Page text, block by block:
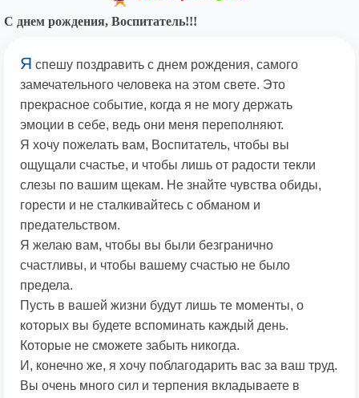
С днем рождения, Воспитатель!!!
Я спешу поздравить с днем рождения, самого
замечательного человека на этом свете. Это
прекрасное событие, когда я не могу держать
эмоции в себе, ведь они меня переполняют.
Я хочу пожелать вам, Воспитатель, чтобы вы
ощущали счастье, и чтобы лишь от радости текли
слезы по вашим щекам. Не знайте чувства обиды,
горести и не сталкивайтесь с обманом и
предательством.
Я желаю вам, чтобы вы были безгранично
счастливы, и чтобы вашему счастью не было
предела.
Пусть в вашей жизни будут лишь те моменты, о
которых вы будете вспоминать каждый день.
Которые не сможете забыть никогда.
И, конечно же, я хочу поблагодарить вас за ваш труд.
Вы очень много сил и терпения вкладываете в